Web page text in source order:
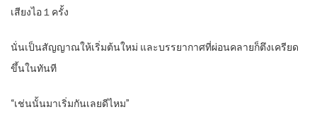
เสียงไอ１ครั้ง
นั่นเป็นสัญญาณให้เริ่มต้นใหม่ และบรรยากาศที่ผ่อนคลายก็ตึงเครียด
ขึ้นในทันที
“เช่นนั้นมาเริ่มกันเลยดีไหม”